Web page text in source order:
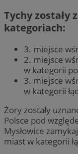
Tychy zostały
kategoriach:
3. miejsce
2. miejsce
w kategorii
3. miejsce
w kategorii
Żory zostały
Polsce pod
Mysłowice
miast w kategorii